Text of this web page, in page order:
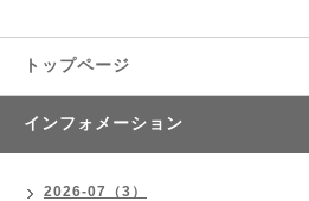
トップページ
インフォメーション
2026-07（3）